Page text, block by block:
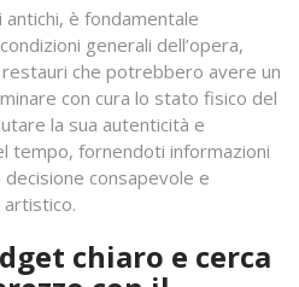
antichi, è fondamentale
generali dell’opera,
che potrebbero avere un
con cura lo stato fisico del
la sua autenticità e
tempo, fornendoti informazioni
consapevole e
artistico.
chiaro e cerca